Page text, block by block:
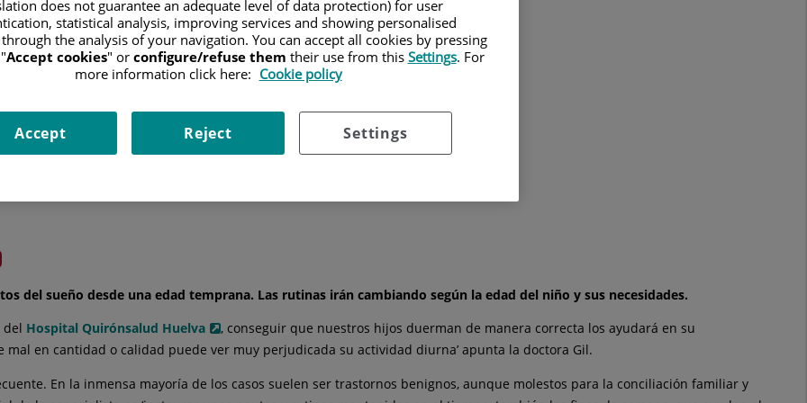
del sueño desde una edad temprana. Las rutinas irán cambiando según la edad del niño y sus necesidades.
del Hospital Quirónsalud Huelva
, conseguir que nuestros hijos duerman de manera correcta los ayudará en su
en cantidad o calidad puede ver muy perjudicada su actividad diurna’ apunta la doctora Gil.
En la inmensa mayoría de los casos suelen ser trastornos benignos, aunque molestos para la conciliación familiar y
does not guarantee an adequate level of data protection) for user
statistical analysis, improving services and showing personalised
the analysis of your navigation. You can accept all cookies by pressing
Accept cookies" or configure/refuse them their use from this Settings. For
more information click here: Cookie policy
Settings
Reject
Accept